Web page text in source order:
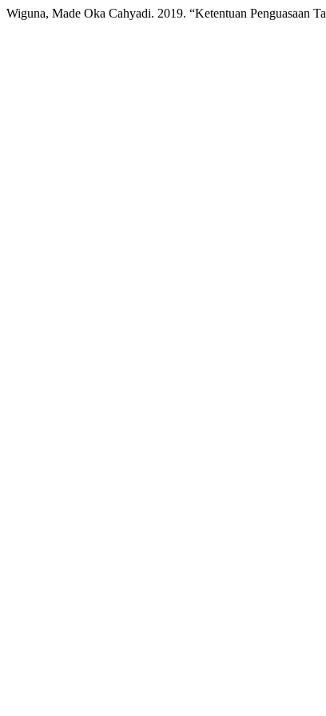
Wiguna, Made Oka Cahyadi. 2019. “Ketentuan Penguasaan